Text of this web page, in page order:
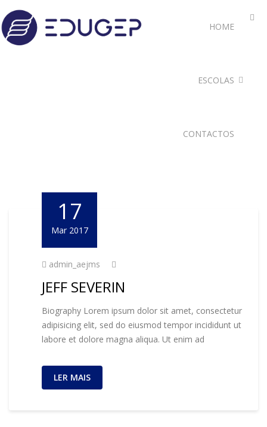
HOME
ESCOLAS
CONTACTOS
17
Mar 2017
admin_aejms
JEFF SEVERIN
Biography Lorem ipsum dolor sit amet, consectetur
adipisicing elit, sed do eiusmod tempor incididunt ut
labore et dolore magna aliqua. Ut enim ad
LER MAIS